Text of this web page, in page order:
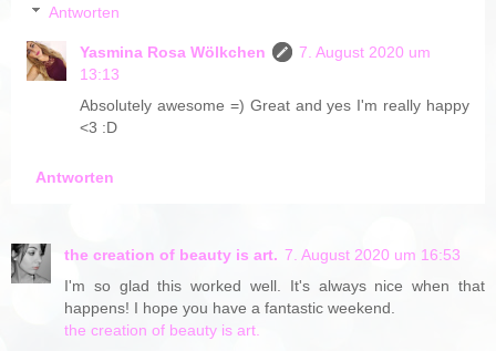
Antworten
Yasmina Rosa Wölkchen
7. August 2020 um
13:13
Absolutely awesome =) Great and yes I'm really happy
<3 :D
Antworten
the creation of beauty is art. 7. August 2020 um 16:53
I'm so glad this worked well. It's always nice when that
happens! I hope you have a fantastic weekend.
the creation of beauty is art.